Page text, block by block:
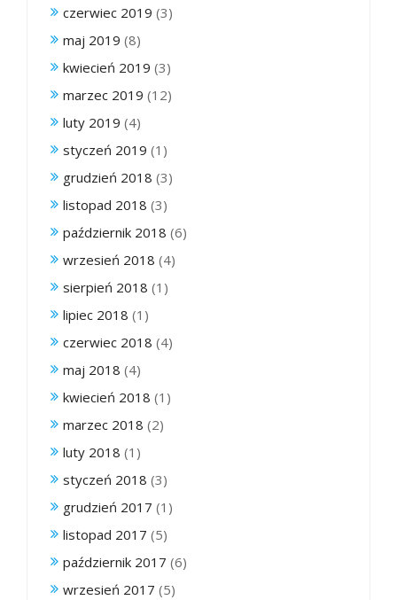
czerwiec 2019 (3)
maj 2019 (8)
kwiecień 2019 (3)
marzec 2019 (12)
luty 2019 (4)
styczeń 2019 (1)
grudzień 2018 (3)
listopad 2018 (3)
październik 2018 (6)
wrzesień 2018 (4)
sierpień 2018 (1)
lipiec 2018 (1)
czerwiec 2018 (4)
maj 2018 (4)
kwiecień 2018 (1)
marzec 2018 (2)
luty 2018 (1)
styczeń 2018 (3)
grudzień 2017 (1)
listopad 2017 (5)
październik 2017 (6)
wrzesień 2017 (5)